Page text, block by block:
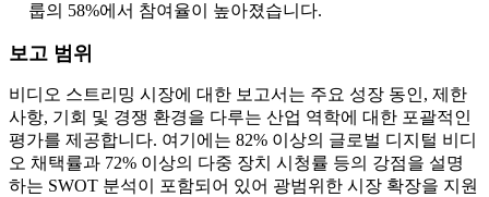
룹의 58%에서 참여율이 높아졌습니다.
보고 범위
비디오 스트리밍 시장에 대한 보고서는 주요 성장 동인, 제한
사항, 기회 및 경쟁 환경을 다루는 산업 역학에 대한 포괄적인
평가를 제공합니다. 여기에는 82% 이상의 글로벌 디지털 비디
오 채택률과 72% 이상의 다중 장치 시청률 등의 강점을 설명
하는 SWOT 분석이 포함되어 있어 광범위한 시장 확장을 지원